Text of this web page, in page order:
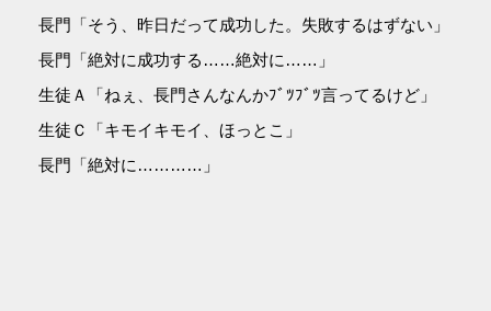
長門「そう、昨日だって成功した。失敗するはずない」
長門「絶対に成功する……絶対に……」
生徒Ａ「ねぇ、長門さんなんかﾌﾞﾂﾌﾞﾂ言ってるけど」
生徒Ｃ「キモイキモイ、ほっとこ」
長門「絶対に…………」